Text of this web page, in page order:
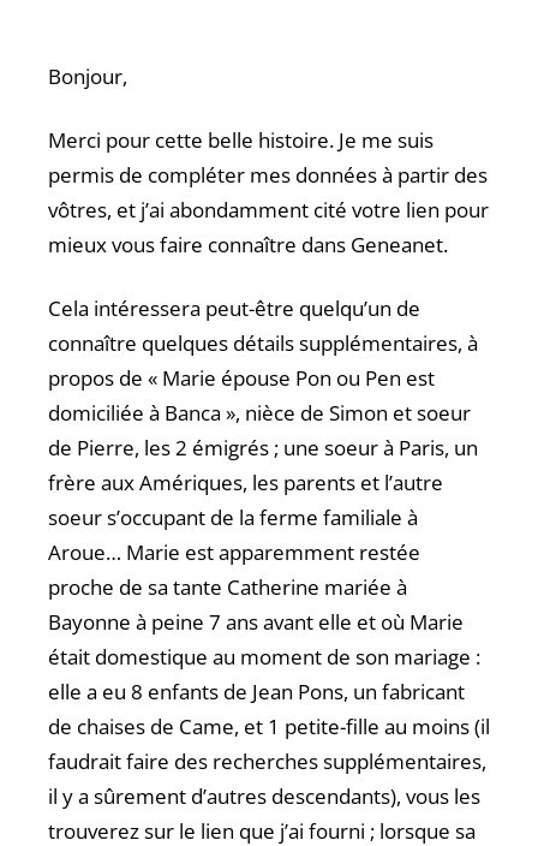
Bonjour,
Merci pour cette belle histoire. Je me suis
permis de compléter mes données à partir des
vôtres, et j’ai abondamment cité votre lien pour
mieux vous faire connaître dans Geneanet.
Cela intéressera peut-être quelqu’un de
connaître quelques détails supplémentaires, à
propos de « Marie épouse Pon ou Pen est
domiciliée à Banca », nièce de Simon et soeur
de Pierre, les 2 émigrés ; une soeur à Paris, un
frère aux Amériques, les parents et l’autre
soeur s’occupant de la ferme familiale à
Aroue… Marie est apparemment restée
proche de sa tante Catherine mariée à
Bayonne à peine 7 ans avant elle et où Marie
était domestique au moment de son mariage :
elle a eu 8 enfants de Jean Pons, un fabricant
de chaises de Came, et 1 petite-fille au moins (il
faudrait faire des recherches supplémentaires,
il y a sûrement d’autres descendants), vous les
trouverez sur le lien que j’ai fourni ; lorsque sa